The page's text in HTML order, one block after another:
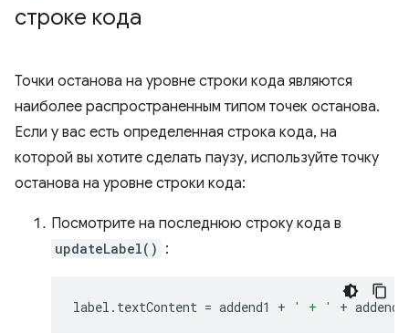
строке кода
Точки останова на уровне строки кода являются
наиболее распространенным типом точек останова.
Если у вас есть определенная строка кода, на
которой вы хотите сделать паузу, используйте точку
останова на уровне строки кода:
Посмотрите на последнюю строку кода в
updateLabel() :
label . textContent = addend1 + ' + ' + addend2